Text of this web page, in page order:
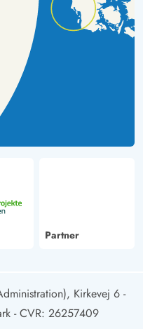
Partner
Kirkevej 6 -
- CVR: 26257409